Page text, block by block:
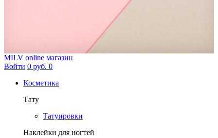
MILV online магазин
Войти 0 руб. 0
Косметика
Тату
Татуировки
Наклейки для ногтей